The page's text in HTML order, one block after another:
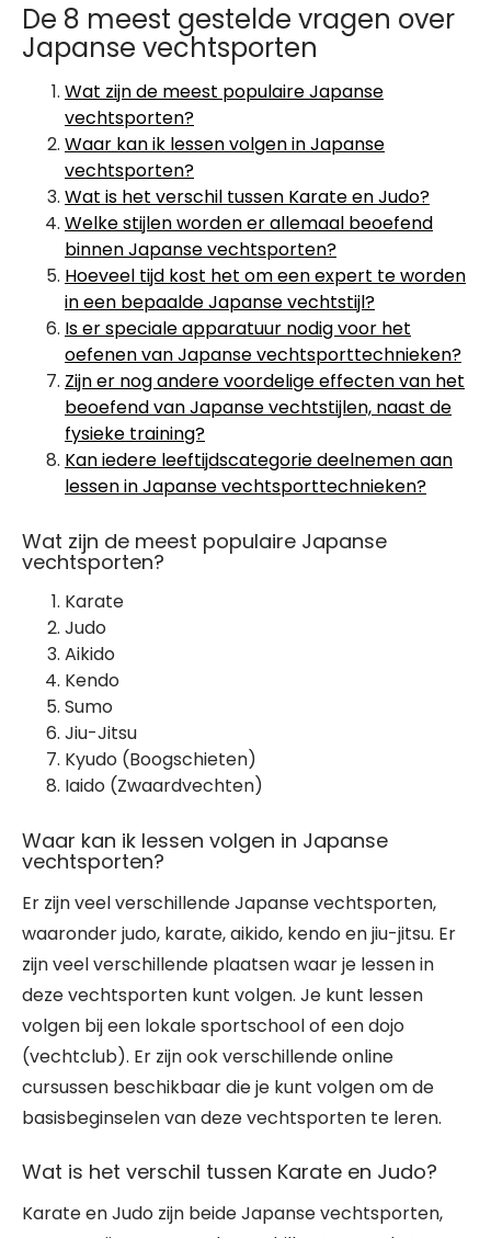
De 8 meest gestelde vragen over
Japanse vechtsporten
Wat zijn de meest populaire Japanse
vechtsporten?
Waar kan ik lessen volgen in Japanse
vechtsporten?
Wat is het verschil tussen Karate en Judo?
Welke stijlen worden er allemaal beoefend
binnen Japanse vechtsporten?
Hoeveel tijd kost het om een expert te worden
in een bepaalde Japanse vechtstijl?
Is er speciale apparatuur nodig voor het
oefenen van Japanse vechtsporttechnieken?
Zijn er nog andere voordelige effecten van het
beoefend van Japanse vechtstijlen, naast de
fysieke training?
Kan iedere leeftijdscategorie deelnemen aan
lessen in Japanse vechtsporttechnieken?
Wat zijn de meest populaire Japanse
vechtsporten?
Karate
Judo
Aikido
Kendo
Sumo
Jiu-Jitsu
Kyudo (Boogschieten)
Iaido (Zwaardvechten)
Waar kan ik lessen volgen in Japanse
vechtsporten?
Er zijn veel verschillende Japanse vechtsporten,
waaronder judo, karate, aikido, kendo en jiu-jitsu. Er
zijn veel verschillende plaatsen waar je lessen in
deze vechtsporten kunt volgen. Je kunt lessen
volgen bij een lokale sportschool of een dojo
(vechtclub). Er zijn ook verschillende online
cursussen beschikbaar die je kunt volgen om de
basisbeginselen van deze vechtsporten te leren.
Wat is het verschil tussen Karate en Judo?
Karate en Judo zijn beide Japanse vechtsporten,